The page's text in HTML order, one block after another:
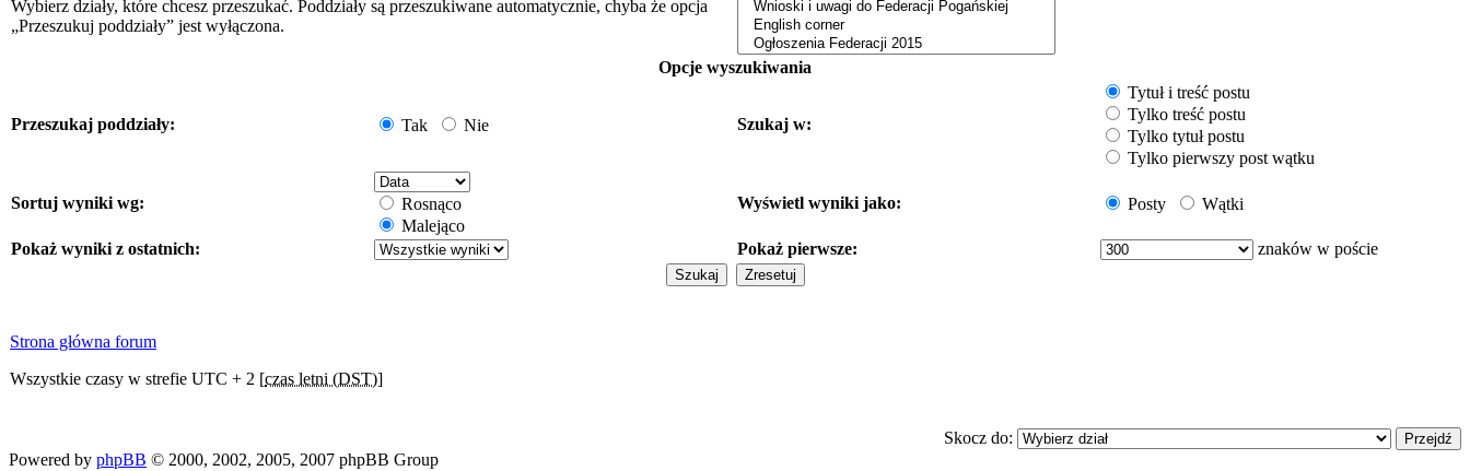
Wybierz działy, które chcesz przeszukać. Poddziały są przeszukiwane automatycznie, chyba że opcja
„Przeszukuj poddziały” jest wyłączona.
Opcje wyszukiwania
Przeszukaj poddziały: Tak Nie Szukaj w:
Tytuł i treść postu
Tylko treść postu
Tylko tytuł postu
Tylko pierwszy post wątku
Sortuj wyniki wg:
Rosnąco
Malejąco
Wyświetl wyniki jako: Posty Wątki
Pokaż wyniki z ostatnich: Pokaż pierwsze: znaków w poście
Strona główna forum
Wszystkie czasy w strefie UTC + 2 [czas letni (DST)]
Skocz do:
Powered by phpBB © 2000, 2002, 2005, 2007 phpBB Group